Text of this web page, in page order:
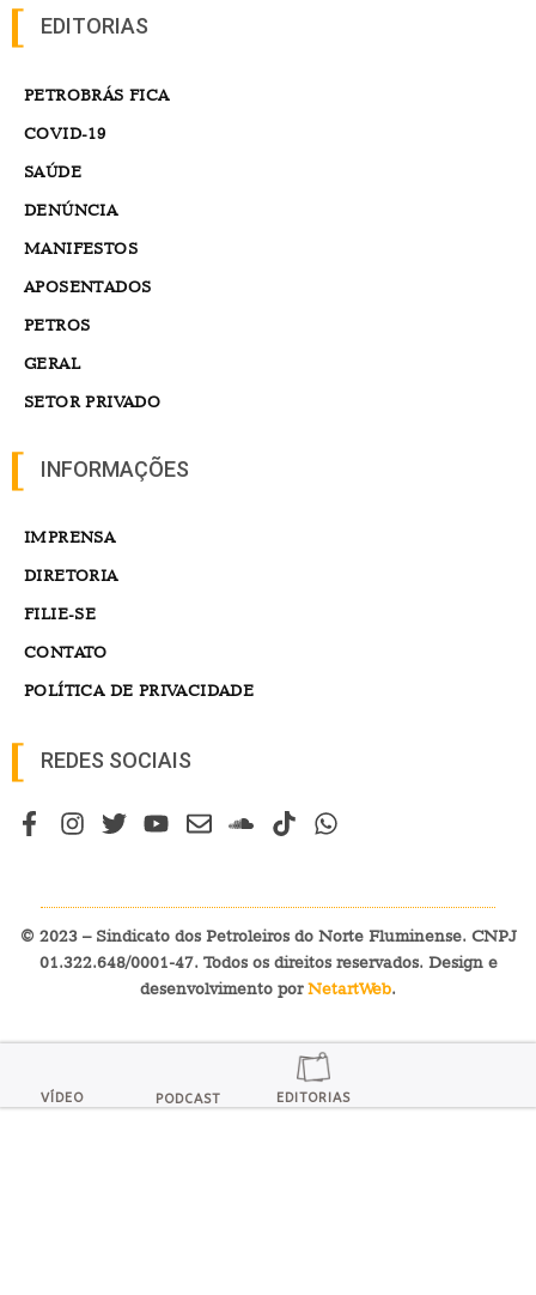
EDITORIAS
PETROBRÁS FICA
COVID-19
SAÚDE
DENÚNCIA
MANIFESTOS
APOSENTADOS
PETROS
GERAL
SETOR PRIVADO
INFORMAÇÕES
IMPRENSA
DIRETORIA
FILIE-SE
CONTATO
POLÍTICA DE PRIVACIDADE
REDES SOCIAIS
© 2023 – Sindicato dos Petroleiros do Norte Fluminense. CNPJ
01.322.648/0001-47. Todos os direitos reservados. Design e
desenvolvimento porNetartWeb.
VÍDEO PODCAST EDITORIAS